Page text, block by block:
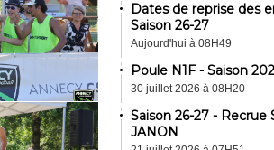
Dates de reprise des
Saison 26-27
Aujourd'hui à 08H49
Poule N1F - Saison
30 juillet 2026 à 08H20
Saison 26-27 - Recrue
JANON